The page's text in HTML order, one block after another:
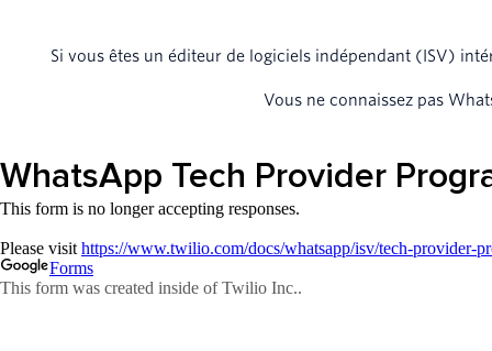
Si vous êtes un éditeur de logiciels indépendant (ISV)
Vous ne connaissez pas